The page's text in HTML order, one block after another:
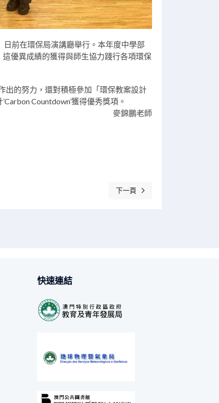
前在環保局演講廳舉行。本年度中學部
這優異成績的獲得與師生協力踐行各項環保
出的努力，還對積極參加「環保教案設計
’Carbon Countdown’獲得優秀獎項。
麥錦鵬老師
下一篇文章: 紀念抗戰勝利80週
下一頁
快速連結